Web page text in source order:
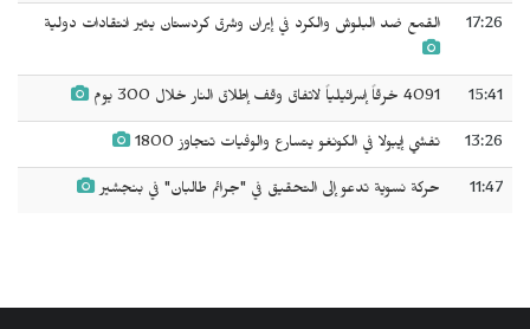
17:26 القمع ضد البلوش والكرد في إيران وشرق كردستان يثير انتقادات دولية
15:41 4091 خرقاً إسرائيلياً لاتفاق وقف إطلاق النار خلال 300 يوم
13:26 تفشي إيبولا في الكونغو يتسارع والوفيات تتجاوز 1800
11:47 حركة نسوية تدعو إلى التحقيق في "جرائم طالبان" في بنجشير